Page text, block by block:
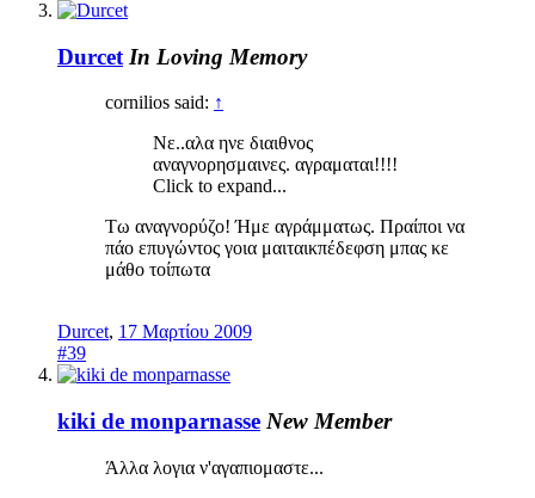
Durcet In Loving Memory
cornilios said: ↑
Νε..αλα ηνε διαιθνος
αναγνορησμαινες. αγραμαται!!!!
Click to expand...
Τω αναγνορύζο! Ήμε αγράμματως. Πραίποι να
πάο επυγώντος γοια μαιταικπέδεφση μπας κε
μάθο τοίπωτα
Durcet, 17 Μαρτίου 2009
#39
kiki de monparnasse New Member
Άλλα λογια ν'αγαπιομαστε...